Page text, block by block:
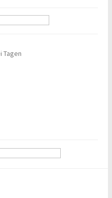
Tagen